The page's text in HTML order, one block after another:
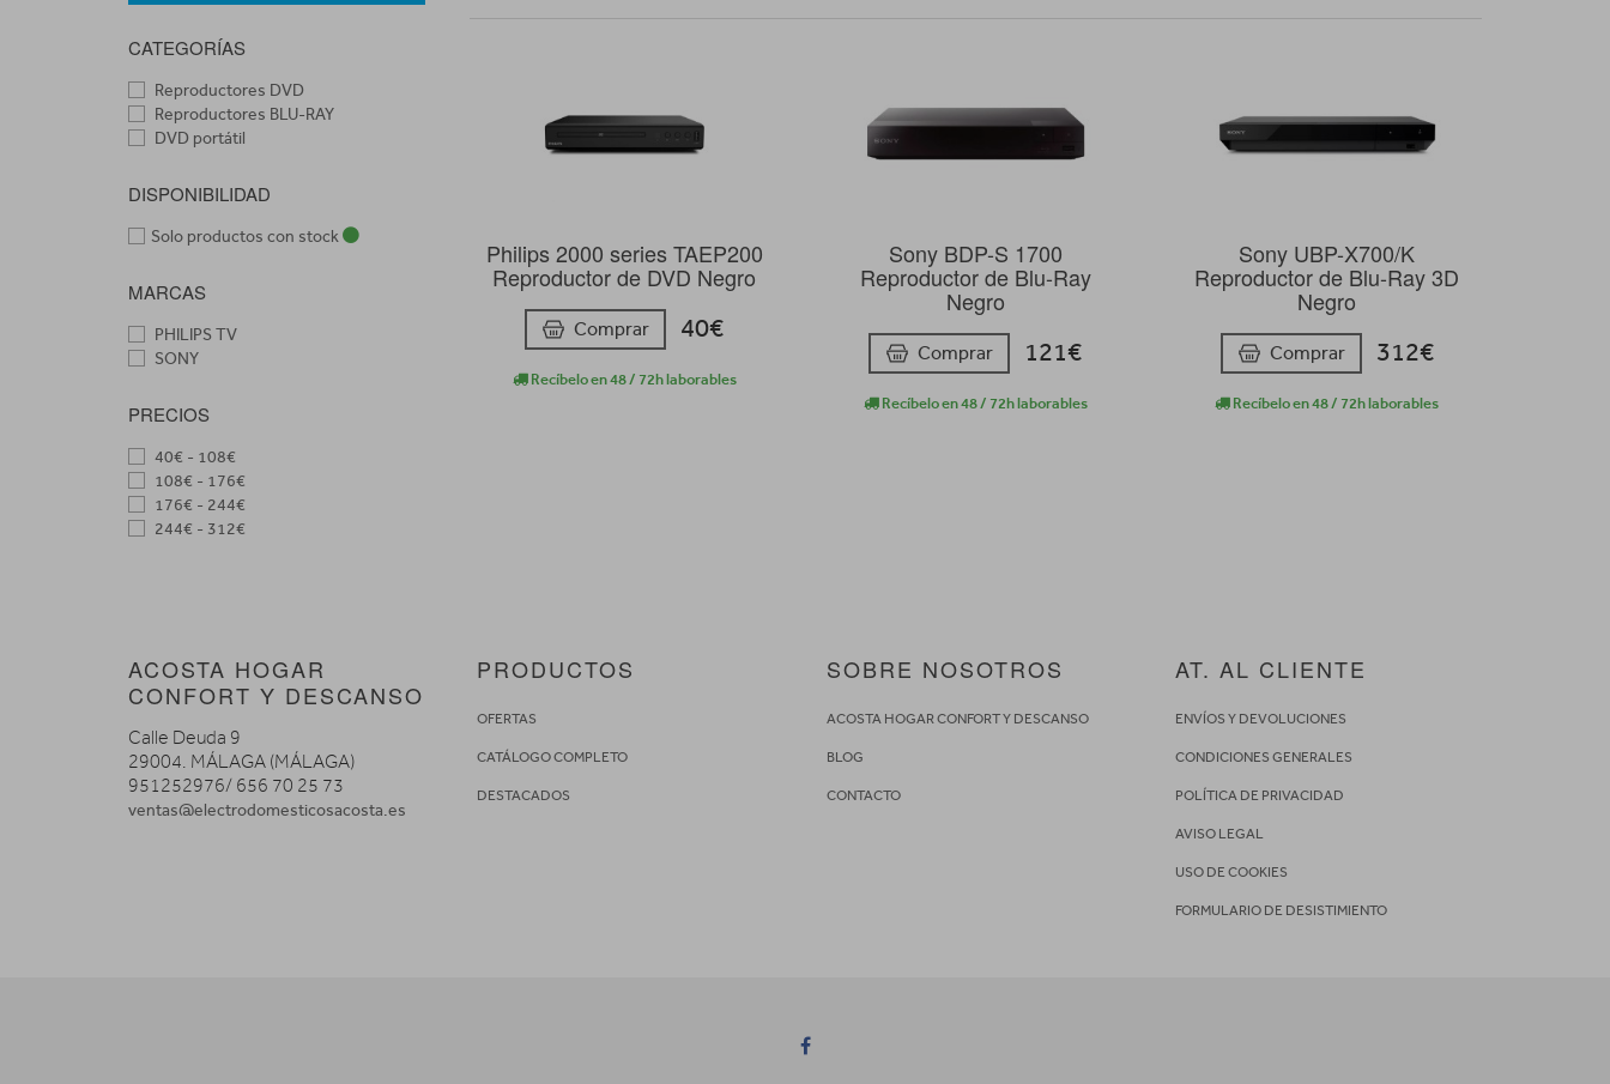
CATEGORÍAS
Reproductores DVD
Reproductores BLU-RAY
DVD portátil
DISPONIBILIDAD
Solo productos con stock
MARCAS
PHILIPS TV
SONY
PRECIOS
40€ - 108€
108€ - 176€
176€ - 244€
244€ - 312€
Philips 2000 series TAEP200
Reproductor de DVD Negro
Comprar 40€
Recíbelo en 48 / 72h laborables
Sony BDP-S 1700
Reproductor de Blu-Ray
Negro
Comprar 121€
Recíbelo en 48 / 72h laborables
Sony UBP-X700/K
Reproductor de Blu-Ray 3D
Negro
Comprar 312€
Recíbelo en 48 / 72h laborables
ACOSTA HOGAR
CONFORT Y DESCANSO
Calle Deuda 9
29004. MÁLAGA (MÁLAGA)
951252976/ 656 70 25 73
ventas@electrodomesticosacosta.es
PRODUCTOS
OFERTAS
CATÁLOGO COMPLETO
DESTACADOS
SOBRE NOSOTROS
ACOSTA HOGAR CONFORT Y DESCANSO
BLOG
CONTACTO
AT. AL CLIENTE
ENVÍOS Y DEVOLUCIONES
CONDICIONES GENERALES
POLÍTICA DE PRIVACIDAD
AVISO LEGAL
USO DE COOKIES
FORMULARIO DE DESISTIMIENTO